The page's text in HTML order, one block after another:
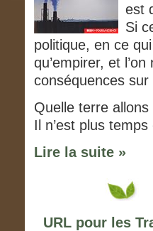
est
Si
politique, en ce
qu’empirer, et
conséquences
Quelle terre
Il n’est plus
Lire la suite »
URL pour les